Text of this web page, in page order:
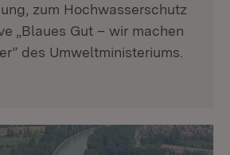
zum Hochwasserschutz
„Blaues Gut – wir machen
des Umweltministeriums.